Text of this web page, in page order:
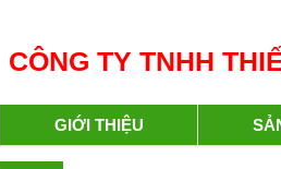
CÔNG TY TNHH
GIỚI THIỆU